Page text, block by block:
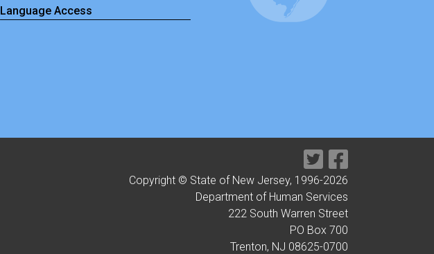
Language Access
Copyright © State of New Jersey, 1996-2026
Department of Human Services
222 South Warren Street
PO Box 700
Trenton, NJ 08625-0700